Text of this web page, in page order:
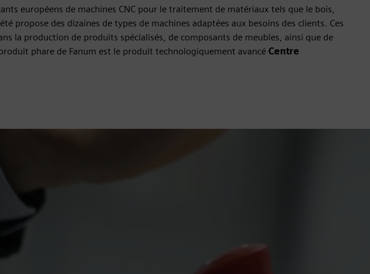
européens de machines CNC pour le traitement de matériaux tels que le bois,
propose des dizaines de types de machines adaptées aux besoins des clients. Ces
la production de produits spécialisés, de composants de meubles, ainsi que de
phare de Fanum est le produit technologiquement avancé Centre